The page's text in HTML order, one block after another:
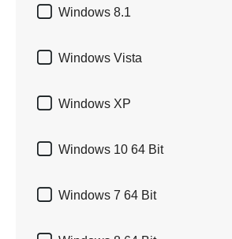
 Windows 8.1
 Windows Vista
 Windows XP
 Windows 10 64 Bit
 Windows 7 64 Bit